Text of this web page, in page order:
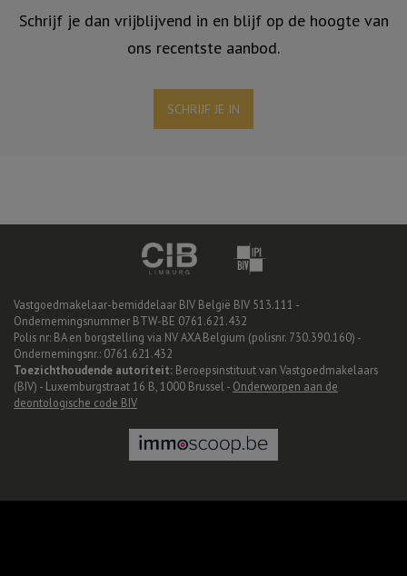
Schrijf je dan vrijblijvend in en blijf op de hoogte van
ons recentste aanbod.
Vastgoedmakelaar-bemiddelaar BIV België BIV 513.111 -
Ondernemingsnummer BTW-BE 0761.621.432
Polis nr: BA en borgstelling via NV AXA Belgium (polisnr. 730.390.160) -
Ondernemingsnr.: 0761.621.432
Toezichthoudende autoriteit:Beroepsinstituut van Vastgoedmakelaars
(BIV) - Luxemburgstraat 16 B, 1000 Brussel -
Onderworpen aan de
deontologische code BIV